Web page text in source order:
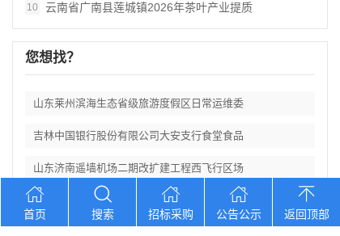
10 云南省广南县莲城镇2026年茶叶产业提质
您想找？
山东莱州滨海生态省级旅游度假区日常运维委
吉林中国银行股份有限公司大安支行食堂食品
山东济南遥墙机场二期改扩建工程西飞行区场
宁夏中卫市第三中学防近视学生作业本采购项
首页 搜索 招标采购 公告公示 返回顶部